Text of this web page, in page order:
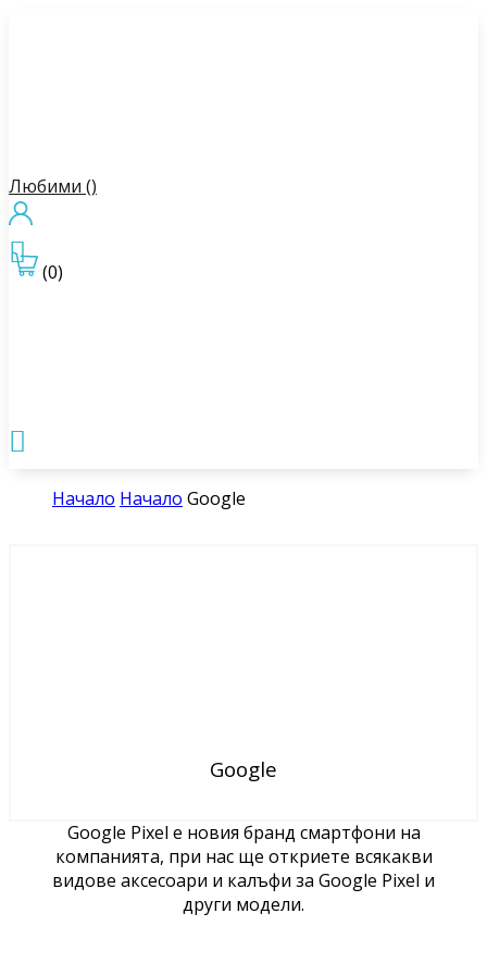
Любими ()
(0)


Начало Начало Google
Google
Google Pixel е новия бранд смартфони на
компанията, при нас ще откриете всякакви
видове аксесоари и калъфи за Google Pixel и
други модели.